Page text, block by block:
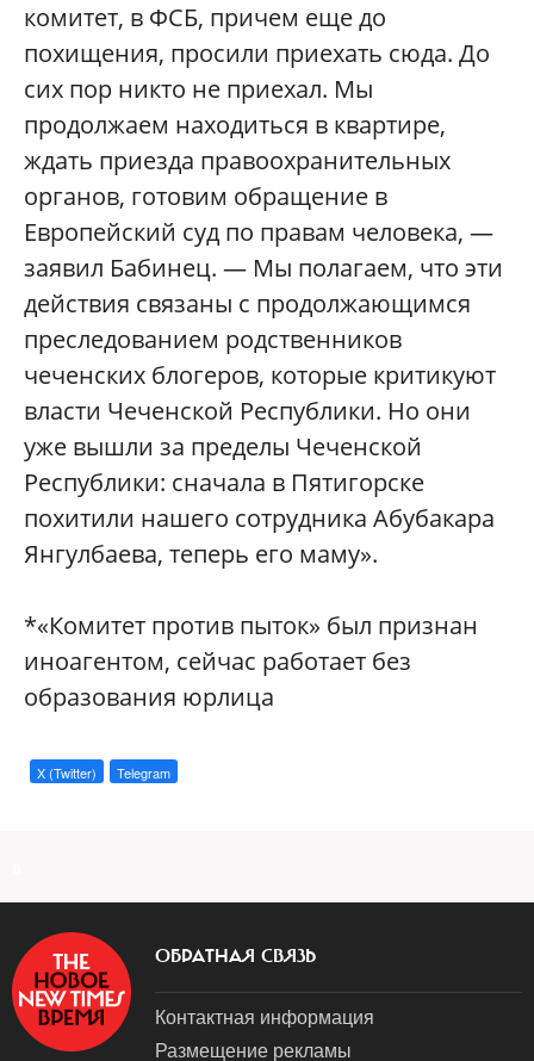
комитет, в ФСБ, причем еще до
похищения, просили приехать сюда. До
сих пор никто не приехал. Мы
продолжаем находиться в квартире,
ждать приезда правоохранительных
органов, готовим обращение в
Европейский суд по правам человека, —
заявил Бабинец. — Мы полагаем, что эти
действия связаны с продолжающимся
преследованием родственников
чеченских блогеров, которые критикуют
власти Чеченской Республики. Но они
уже вышли за пределы Чеченской
Республики: сначала в Пятигорске
похитили нашего сотрудника Абубакара
Янгулбаева, теперь его маму».
*«Комитет против пыток» был признан
иноагентом, сейчас работает без
образования юрлица
X (Twitter) Telegram
ОБРАТНАЯ СВЯЗЬ
Контактная информация
Размещение рекламы